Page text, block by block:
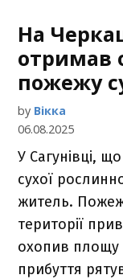
На
отримав
пожежу
by Вікка
06.08.2025
У Сагунівці,
сухої
житель.
території
охопив площу
прибуття